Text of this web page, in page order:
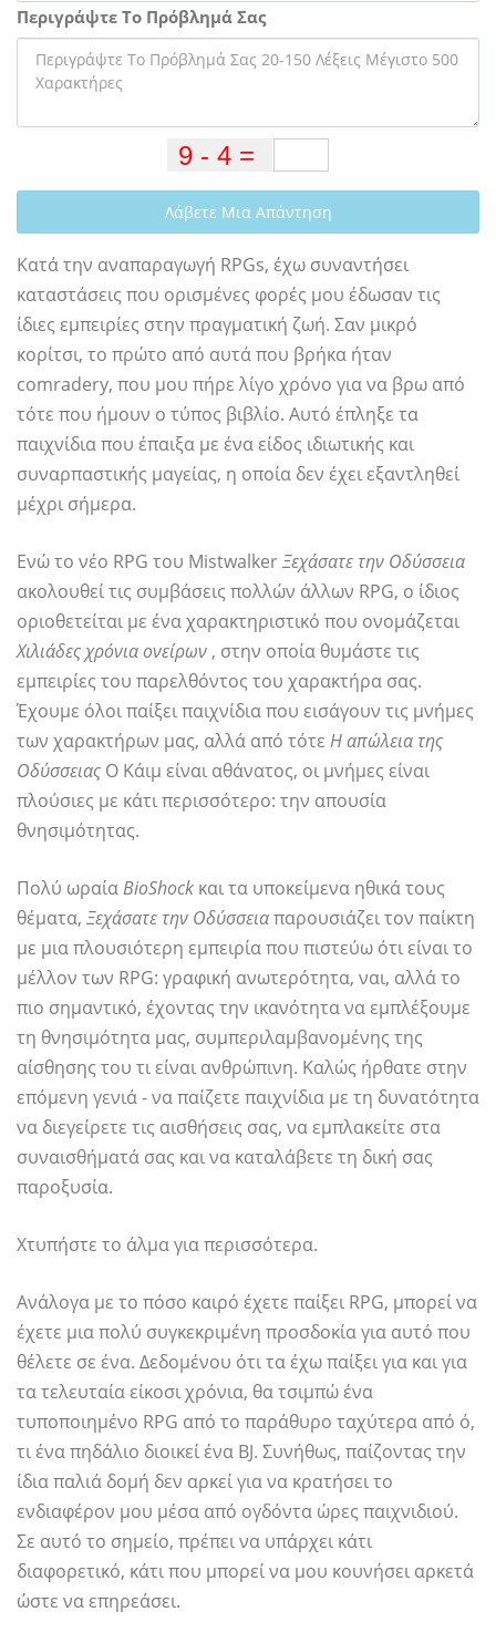
Περιγράψτε Το Πρόβλημά Σας
Λάβετε Μια Απάντηση
Κατά την αναπαραγωγή RPGs, έχω συναντήσει
καταστάσεις που ορισμένες φορές μου έδωσαν τις
ίδιες εμπειρίες στην πραγματική ζωή. Σαν μικρό
κορίτσι, το πρώτο από αυτά που βρήκα ήταν
comradery, που μου πήρε λίγο χρόνο για να βρω από
τότε που ήμουν ο τύπος βιβλίο. Αυτό έπληξε τα
παιχνίδια που έπαιξα με ένα είδος ιδιωτικής και
συναρπαστικής μαγείας, η οποία δεν έχει εξαντληθεί
μέχρι σήμερα.
Ενώ το νέο RPG του MistwalkerΞεχάσατε την Οδύσσεια
ακολουθεί τις συμβάσεις πολλών άλλων RPG, ο ίδιος
οριοθετείται με ένα χαρακτηριστικό που ονομάζεται
Χιλιάδες χρόνια ονείρων , στην οποία θυμάστε τις
εμπειρίες του παρελθόντος του χαρακτήρα σας.
Έχουμε όλοι παίξει παιχνίδια που εισάγουν τις μνήμες
των χαρακτήρων μας, αλλά από τότε Η απώλεια της
Οδύσσειας Ο Κάιμ είναι αθάνατος, οι μνήμες είναι
πλούσιες με κάτι περισσότερο: την απουσία
θνησιμότητας.
Πολύ ωραίαBioShock και τα υποκείμενα ηθικά τους
θέματα, Ξεχάσατε την Οδύσσειαπαρουσιάζει τον παίκτη
με μια πλουσιότερη εμπειρία που πιστεύω ότι είναι το
μέλλον των RPG: γραφική ανωτερότητα, ναι, αλλά το
πιο σημαντικό, έχοντας την ικανότητα να εμπλέξουμε
τη θνησιμότητα μας, συμπεριλαμβανομένης της
αίσθησης του τι είναι ανθρώπινη. Καλώς ήρθατε στην
επόμενη γενιά - να παίζετε παιχνίδια με τη δυνατότητα
να διεγείρετε τις αισθήσεις σας, να εμπλακείτε στα
συναισθήματά σας και να καταλάβετε τη δική σας
παροξυσία.
Χτυπήστε το άλμα για περισσότερα.
Ανάλογα με το πόσο καιρό έχετε παίξει RPG, μπορεί να
έχετε μια πολύ συγκεκριμένη προσδοκία για αυτό που
θέλετε σε ένα. Δεδομένου ότι τα έχω παίξει για και για
τα τελευταία είκοσι χρόνια, θα τσιμπώ ένα
τυποποιημένο RPG από το παράθυρο ταχύτερα από ό,
τι ένα πηδάλιο διοικεί ένα BJ. Συνήθως, παίζοντας την
ίδια παλιά δομή δεν αρκεί για να κρατήσει το
ενδιαφέρον μου μέσα από ογδόντα ώρες παιχνιδιού.
Σε αυτό το σημείο, πρέπει να υπάρχει κάτι
διαφορετικό, κάτι που μπορεί να μου κουνήσει αρκετά
ώστε να επηρεάσει.